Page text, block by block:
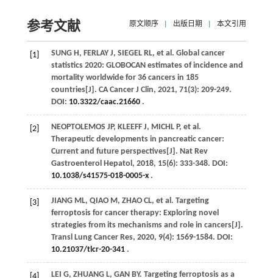
参考文献 原文顺序 出版日期 本文引用
[1] SUNG H , FERLAY J, SIEGEL RL, et al . Global cancer
statistics 2020: GLOBOCAN estimates of incidence and
mortality worldwide for 36 cancers in 185
countries[J]. CA Cancer J Clin, 2021, 71(3): 209-249.
DOI: 10.3322/caac.21660.
[2] NEOPTOLEMOS JP, KLEEFF J, MICHL P, et al .
Therapeutic developments in pancreatic cancer:
Current and future perspectives[J]. Nat Rev
Gastroenterol Hepatol , 2018, 15(6): 333-348. DOI:
10.1038/s41575-018-0005-x.
[3] JIANG ML, QIAO M , ZHAO CL, et al . Targeting
ferroptosis for cancer therapy: Exploring novel
strategies from its mechanisms and role in cancers[J].
Transl Lung Cancer Res, 2020, 9(4): 1569-1584. DOI:
10.21037/tlcr-20-341.
LEI G, ZHUANG L, GAN BY. Targeting ferroptosis as a